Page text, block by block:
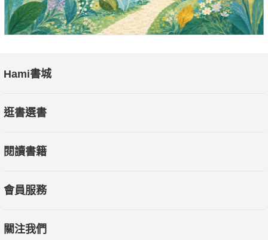
Hami書城
逛書選書
閱讀書籍
會員服務
關注我們